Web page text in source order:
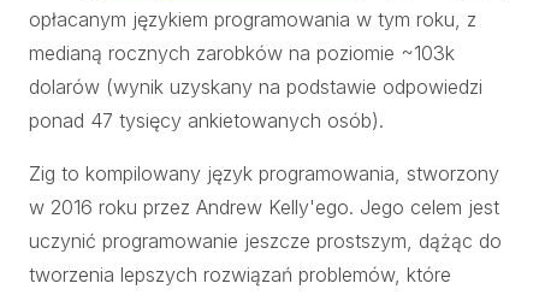
opłacanym językiem programowania w tym roku, z
medianą rocznych zarobków na poziomie ~103k
dolarów (wynik uzyskany na podstawie odpowiedzi
ponad 47 tysięcy ankietowanych osób).
Zig to kompilowany język programowania, stworzony
w 2016 roku przez Andrew Kelly'ego. Jego celem jest
uczynić programowanie jeszcze prostszym, dążąc do
tworzenia lepszych rozwiązań problemów, które